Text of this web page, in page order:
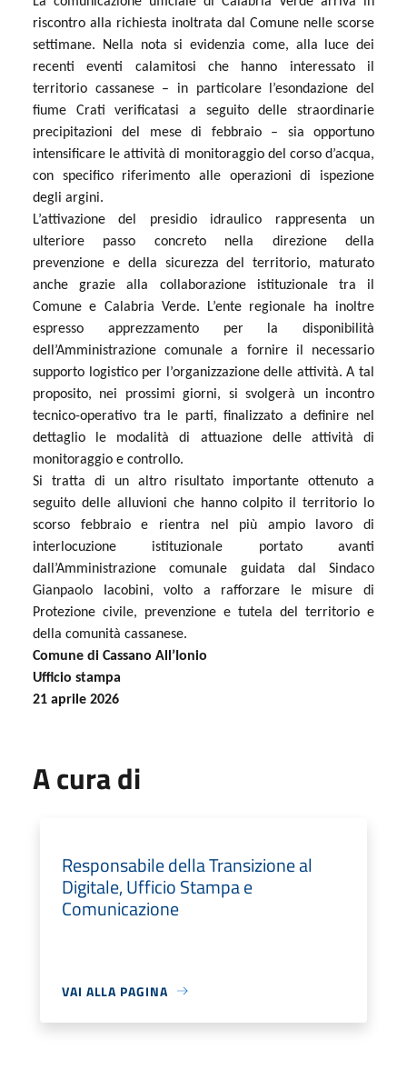
riscontro alla richiesta inoltrata dal Comune nelle scorse
settimane. Nella nota si evidenzia come, alla luce dei
recenti eventi calamitosi che hanno interessato il
territorio cassanese – in particolare l’esondazione del
fiume Crati verificatasi a seguito delle straordinarie
precipitazioni del mese di febbraio – sia opportuno
intensificare le attività di monitoraggio del corso d’acqua,
con specifico riferimento alle operazioni di ispezione
degli argini.
L’attivazione del presidio idraulico rappresenta un
ulteriore passo concreto nella direzione della
prevenzione e della sicurezza del territorio, maturato
anche grazie alla collaborazione istituzionale tra il
Comune e Calabria Verde. L’ente regionale ha inoltre
espresso apprezzamento per la disponibilità
dell’Amministrazione comunale a fornire il necessario
supporto logistico per l’organizzazione delle attività. A tal
proposito, nei prossimi giorni, si svolgerà un incontro
tecnico-operativo tra le parti, finalizzato a definire nel
dettaglio le modalità di attuazione delle attività di
monitoraggio e controllo.
Si tratta di un altro risultato importante ottenuto a
seguito delle alluvioni che hanno colpito il territorio lo
scorso febbraio e rientra nel più ampio lavoro di
interlocuzione istituzionale portato avanti
dall’Amministrazione comunale guidata dal Sindaco
Gianpaolo Iacobini, volto a rafforzare le misure di
Protezione civile, prevenzione e tutela del territorio e
della comunità cassanese.
Comune di Cassano All’Ionio
Ufficio stampa
21 aprile 2026
A cura di
Responsabile della Transizione al
Digitale, Ufficio Stampa e
Comunicazione
VAI ALLA PAGINA